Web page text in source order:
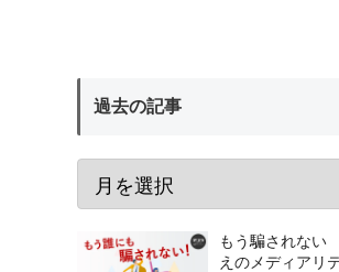
過去の記事
もう騙されない
えのメディアリ